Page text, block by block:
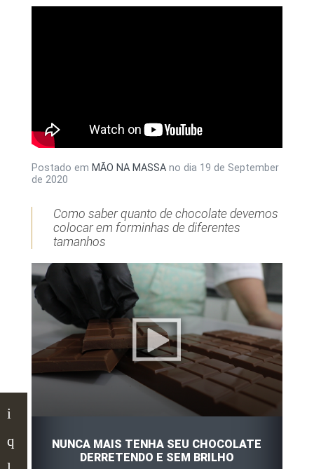
Postado em MÃO NA MASSA no dia 19 de September
de 2020
Como saber quanto de chocolate devemos
colocar em forminhas de diferentes
tamanhos
NUNCA MAIS TENHA SEU CHOCOLATE
DERRETENDO E SEM BRILHO